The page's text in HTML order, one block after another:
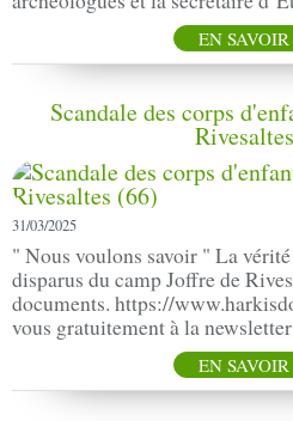
EN
Scandale des corps
31/03/2025
" Nous voulons savoir " La
disparus du camp Joffre de
documents. https://
vous gratuitement à la
EN